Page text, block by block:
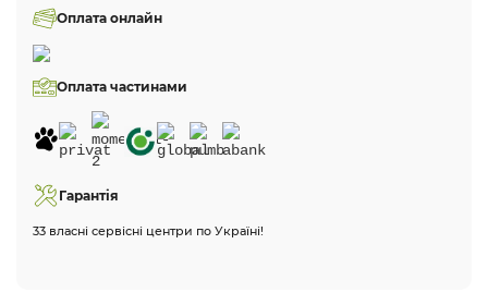
Оплата онлайн
Оплата частинами
Гарантія
33 власні сервісні центри по Україні!